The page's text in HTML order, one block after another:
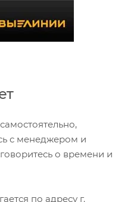
с менеджером и
о времени и
по адресу г.